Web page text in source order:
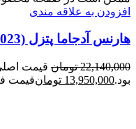
افزودن به علاقه مندی
هارنس آدجاما پتزل Petzl ADJAMA (2023)
22,140,000 تومان
بود.13,950,000 تومانقیمت فعلی